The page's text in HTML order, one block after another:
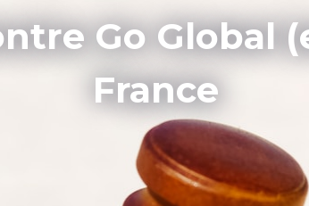
Go Global
France